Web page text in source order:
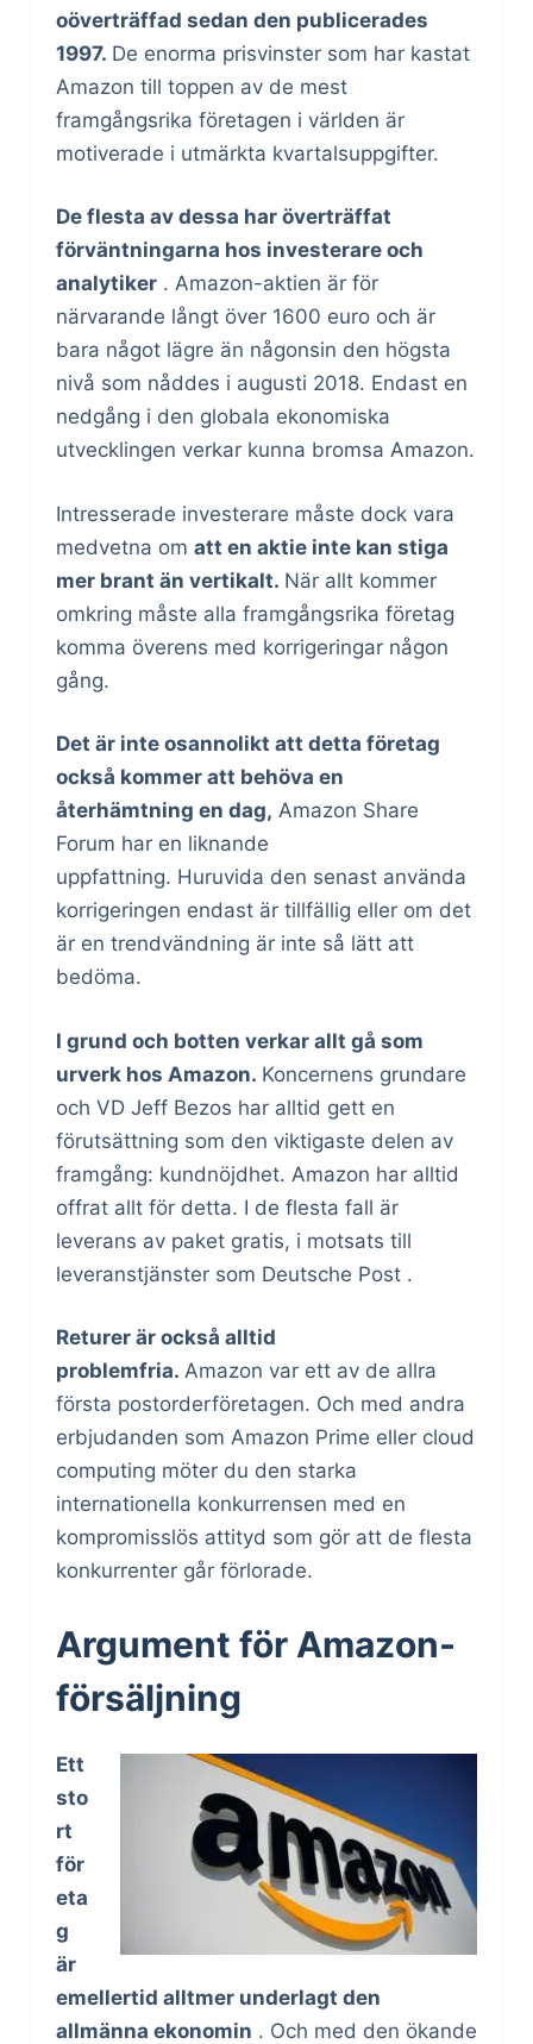
oöverträffad sedan den publicerades
1997. De enorma prisvinster som har kastat
Amazon till toppen av de mest
framgångsrika företagen i världen är
motiverade i utmärkta kvartalsuppgifter.
De flesta av dessa har överträffat
förväntningarna hos investerare och
analytiker. Amazon-aktien är för
närvarande långt över 1600 euro och är
bara något lägre än någonsin den högsta
nivå som nåddes i augusti 2018. Endast en
nedgång i den globala ekonomiska
utvecklingen verkar kunna bromsa Amazon.
Intresserade investerare måste dock vara
medvetna om att en aktie inte kan stiga
mer brant än vertikalt. När allt kommer
omkring måste alla framgångsrika företag
komma överens med korrigeringar någon
gång.
Det är inte osannolikt att detta företag
också kommer att behöva en
återhämtning en dag, Amazon Share
Forum har en liknande
uppfattning. Huruvida den senast använda
korrigeringen endast är tillfällig eller om det
är en trendvändning är inte så lätt att
bedöma.
I grund och botten verkar allt gå som
urverk hos Amazon. Koncernens grundare
och VD Jeff Bezos har alltid gett en
förutsättning som den viktigaste delen av
framgång: kundnöjdhet. Amazon har alltid
offrat allt för detta. I de flesta fall är
leverans av paket gratis, i motsats till
leveranstjänster som Deutsche Post .
Returer är också alltid
problemfria. Amazon var ett av de allra
första postorderföretagen. Och med andra
erbjudanden som Amazon Prime eller cloud
computing möter du den starka
internationella konkurrensen med en
kompromisslös attityd som gör att de flesta
konkurrenter går förlorade.
Argument för Amazon-
försäljning
Ett
sto
rt
för
eta
g
är
emellertid alltmer underlagt den
allmänna ekonomin . Och med den ökande